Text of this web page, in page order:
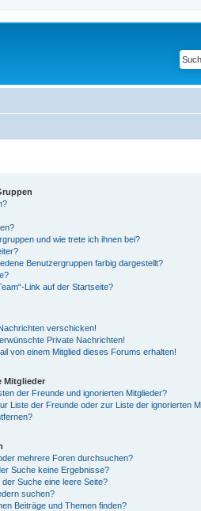
und wie trete ich ihnen bei?
Benutzergruppen farbig dargestellt?
Link auf der Startseite?
verschicken!
Private Nachrichten!
von einem Mitglied dieses Forums erhalten!
Mitglieder
der Freunde und ignorierten Mitglieder?
Liste der Freunde oder zur Liste der ignorierten
mehrere Foren durchsuchen?
Suche keine Ergebnisse?
Suche eine leere Seite?
suchen?
Beiträge und Themen finden?